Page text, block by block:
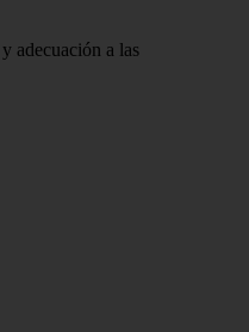
adecuación a las